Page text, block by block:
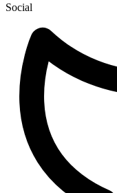
Social